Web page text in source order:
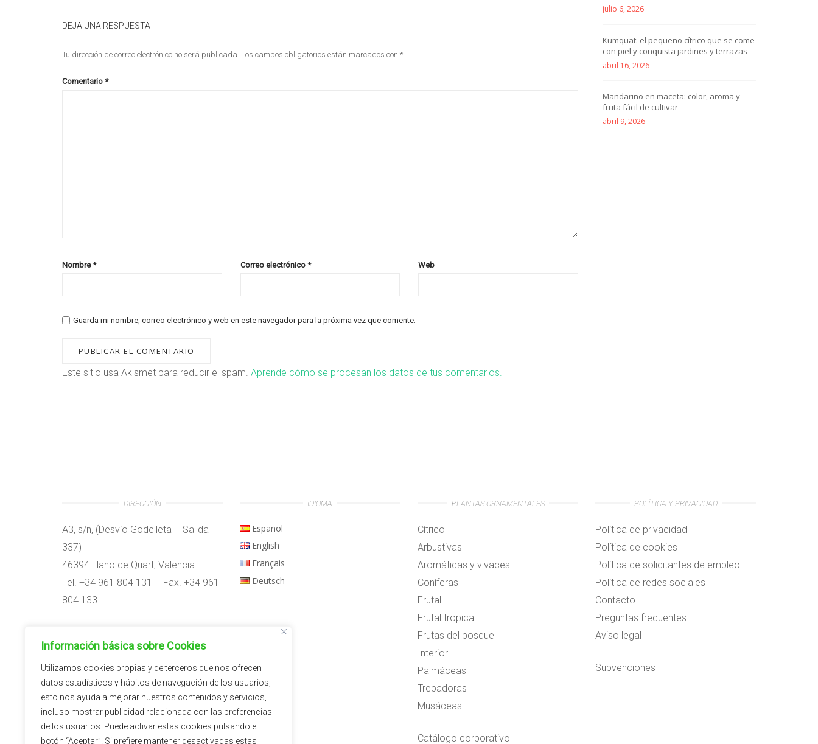
Información básica sobre Cookies
Utilizamos cookies propias y de terceros que nos ofrecen
datos estadísticos y hábitos de navegación de los usuarios;
esto nos ayuda a mejorar nuestros contenidos y servicios,
incluso mostrar publicidad relacionada con las preferencias
de los usuarios. Puede activar estas cookies pulsando el
botón “Aceptar”. Si prefiere mantener desactivadas estas
DEJA UNA RESPUESTA
Tu dirección de correo electrónico no será publicada. Los campos obligatorios están marcados con *
Comentario *
Nombre* Correo electrónico * Web
Guarda mi nombre, correo electrónico y web en este navegador para la próxima vez que comente.
Este sitio usa Akismet para reducir el spam. Aprende cómo se procesan los datos de tus comentarios.
julio 6, 2026
Kumquat: el pequeño cítrico que se come
con piel y conquista jardines y terrazas
abril 16, 2026
Mandarino en maceta: color, aroma y
fruta fácil de cultivar
abril 9, 2026
DIRECCIÓN
A3, s/n, (Desvío Godelleta – Salida
337)
46394 Llano de Quart, Valencia
Tel. +34 961 804 131 – Fax. +34 961
804 133
09:00h – 14:00h
15:00h – 18:00h
IDIOMA
Español
English
Français
Deutsch
PLANTAS ORNAMENTALES
Cítrico
Arbustivas
Aromáticas y vivaces
Coníferas
Frutal
Frutal tropical
Frutas del bosque
Interior
Palmáceas
Trepadoras
Musáceas
Catálogo corporativo
POLÍTICA Y PRIVACIDAD
Política de privacidad
Política de cookies
Política de solicitantes de empleo
Política de redes sociales
Contacto
Preguntas frecuentes
Aviso legal
Subvenciones